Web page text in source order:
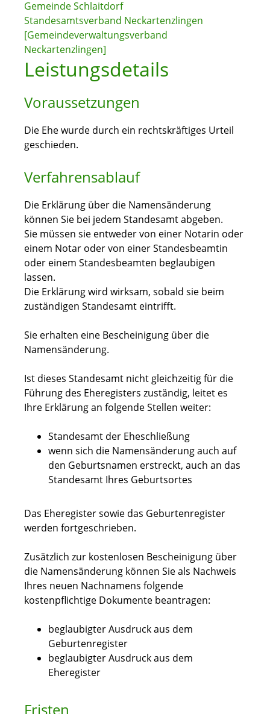
Gemeinde Schlaitdorf
Standesamtsverband Neckartenzlingen
[Gemeindeverwaltungsverband
Neckartenzlingen]
Leistungsdetails
Voraussetzungen
Die Ehe wurde durch ein rechtskräftiges Urteil
geschieden.
Verfahrensablauf
Die Erklärung über die Namensänderung
können Sie bei jedem Standesamt abgeben.
Sie müssen sie entweder von einer Notarin oder
einem Notar oder von einer Standesbeamtin
oder einem Standesbeamten beglaubigen
lassen.
Die Erklärung wird wirksam, sobald sie beim
zuständigen Standesamt eintrifft.
Sie erhalten eine Bescheinigung über die
Namensänderung.
Ist dieses Standesamt nicht gleichzeitig für die
Führung des Eheregisters zuständig, leitet es
Ihre Erklärung an folgende Stellen weiter:
Standesamt der Eheschließung
wenn sich die Namensänderung auch auf
den Geburtsnamen erstreckt, auch an das
Standesamt Ihres Geburtsortes
Das Eheregister sowie das Geburtenregister
werden fortgeschrieben.
Zusätzlich zur kostenlosen Bescheinigung über
die Namensänderung können Sie als Nachweis
Ihres neuen Nachnamens folgende
kostenpflichtige Dokumente beantragen:
beglaubigter Ausdruck aus dem
Geburtenregister
beglaubigter Ausdruck aus dem
Eheregister
Fristen